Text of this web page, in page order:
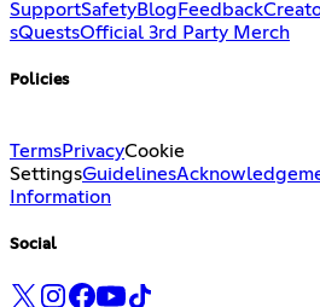
SupportSafetyBlogFeedback
sQuestsOfficial 3rd Party Merch
Policies
TermsPrivacyCookie
SettingsGuidelines
Information
Social